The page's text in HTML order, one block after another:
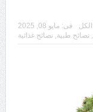
فى:مايو 08, 2025
الكل
, نصائح طبية, نصائح غذائية